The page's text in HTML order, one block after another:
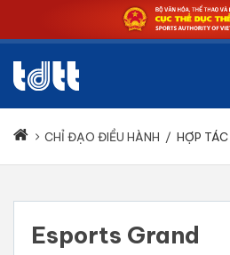
CHỈ ĐẠO ĐIỀU HÀNH / HỢP
Esports Grand